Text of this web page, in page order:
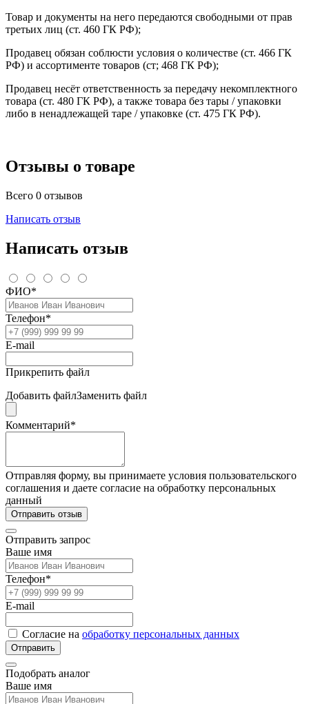
Товар и документы на него передаются свободными от прав
третьих лиц (ст. 460 ГК РФ);
Продавец обязан соблюсти условия о количестве (ст. 466 ГК
РФ) и ассортименте товаров (ст; 468 ГК РФ);
Продавец несёт ответственность за передачу некомплектного
товара (ст. 480 ГК РФ), а также товара без тары / упаковки
либо в ненадлежащей таре / упаковке (ст. 475 ГК РФ).
Отзывы о товаре
Всего 0 отзывов
Написать отзыв
Написать отзыв
ФИО*
Телефон*
E-mail
Прикрепить файл
Добавить файлЗаменить файл
Комментарий*
Отправляя форму, вы принимаете условия пользовательского
соглашения и даете согласие на обработку персональных
данный
Отправить отзыв
Отправить запрос
Ваше имя
Телефон*
E-mail
Согласие на обработку персональных данных
Отправить
Подобрать аналог
Ваше имя